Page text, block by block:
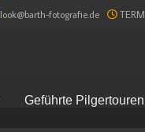
look@barth-fotografie.de
Geführte Pilgertouren